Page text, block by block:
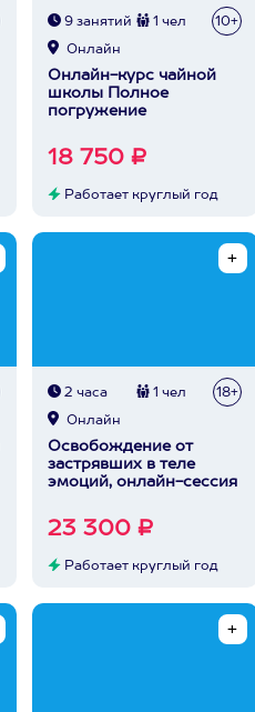
9 занятий 1 чел 10+
Онлайн
Онлайн-курс чайной
школы Полное
погружение
18 750 ₽
Работает круглый год
2 часа 1 чел 18+
Онлайн
Освобождение от
застрявших в теле
эмоций, онлайн-сессия
23 300 ₽
Работает круглый год